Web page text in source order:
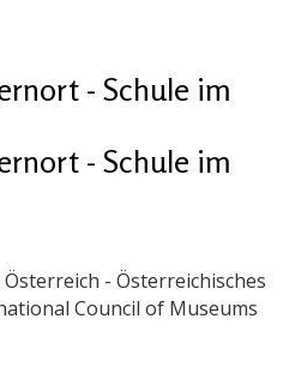
- Schule im
- Schule im
- Österreichisches
Council of Museums